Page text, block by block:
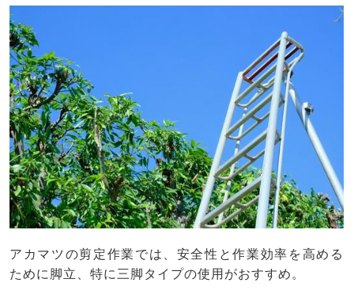
アカマツの剪定作業では、安全性と作業効率を高める
ために脚立、特に三脚タイプの使用がおすすめ。